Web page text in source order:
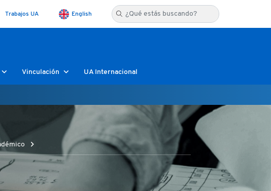
Trabajos UA English
Vinculación UA Internacional